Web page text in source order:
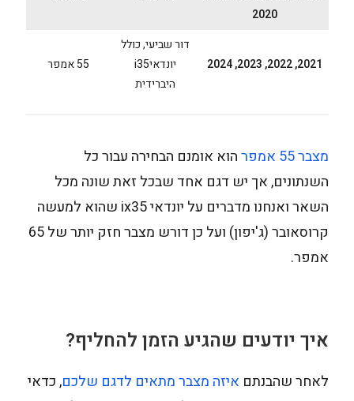
2020
2021, 2022, 2023, 2024
דור שביעי, כולל
יונדאיi35
היברידית
55 אמפר
מצבר 55 אמפר
הוא אומנם הבחירה עבור כל
השנתונים, אך יש דגם אחד שבכל זאת שונה מכל
השאר ואנחנו מדברים על יונדאי ix35 שהוא למעשה
קרוסאובר (ג'יפון) ועל כן דורש מצבר חזק יותר של 65
אמפר.
איך יודעים שהגיע הזמן להחליף?
לאחר שהבנתם איזה מצבר מתאים לדגם שלכם, כדאי